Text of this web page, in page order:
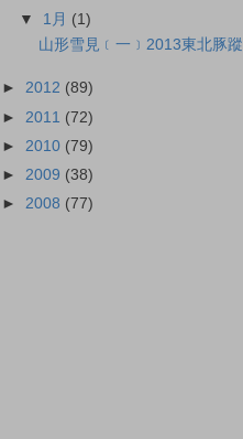
▼ 1月 (1)
山形雪見﹝一﹞2013東北豚蹤
► 2012 (89)
► 2011 (72)
► 2010 (79)
► 2009 (38)
► 2008 (77)